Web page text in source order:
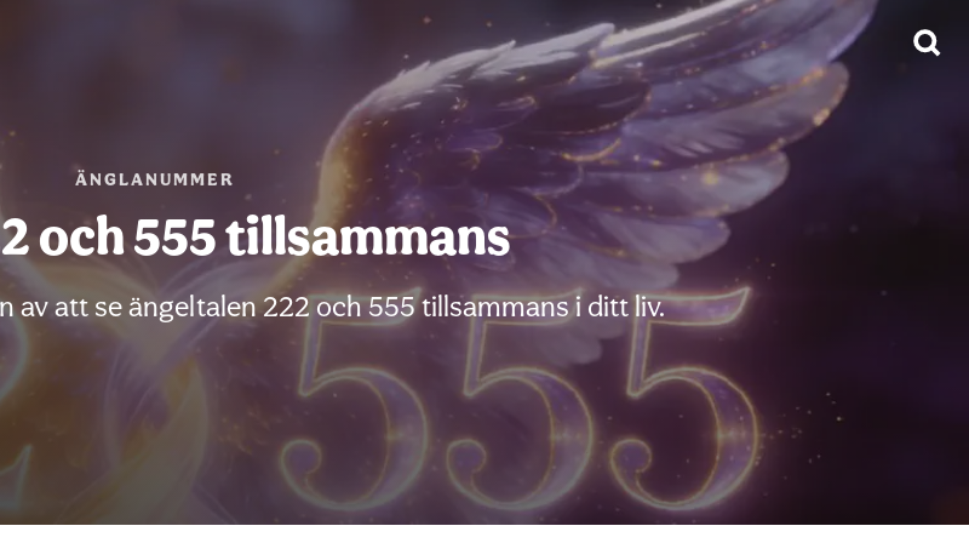
ÄNGLANUMMER
och 555 tillsammans
av att se ängeltalen 222 och 555 tillsammans i ditt liv.